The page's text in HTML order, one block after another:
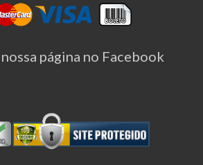
página no Facebook